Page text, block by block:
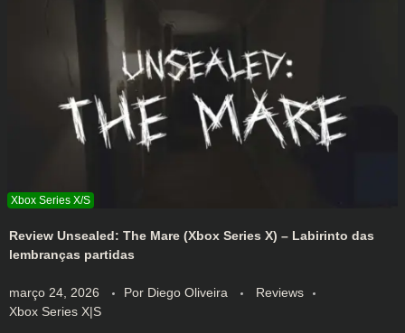
Review Unsealed: The Mare (Xbox Series X) – Labirinto das
lembranças partidas
março 24, 2026 Por Diego Oliveira
Reviews
Xbox Series X|S